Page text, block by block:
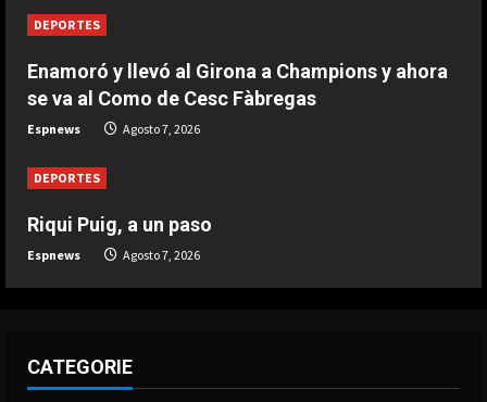
4
como fecha de culto por el triunfo
ante Inglaterra
Agosto 7, 2026
Turquía
Agosto 7, 2026
DEPORTES
Enamoró y llevó al Girona a Champions y ahora
se va al Como de Cesc Fàbregas
Espnews Agosto 7, 2026
DEPORTES
Riqui Puig, a un paso
Espnews Agosto 7, 2026
CATEGORIE